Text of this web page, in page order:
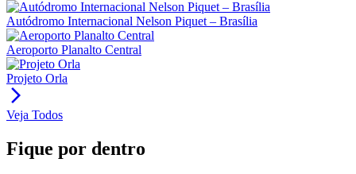
Autódromo Internacional Nelson Piquet – Brasília
Aeroporto Planalto Central
Projeto Orla
arrow_forward_ios
Veja Todos
Fique por dentro